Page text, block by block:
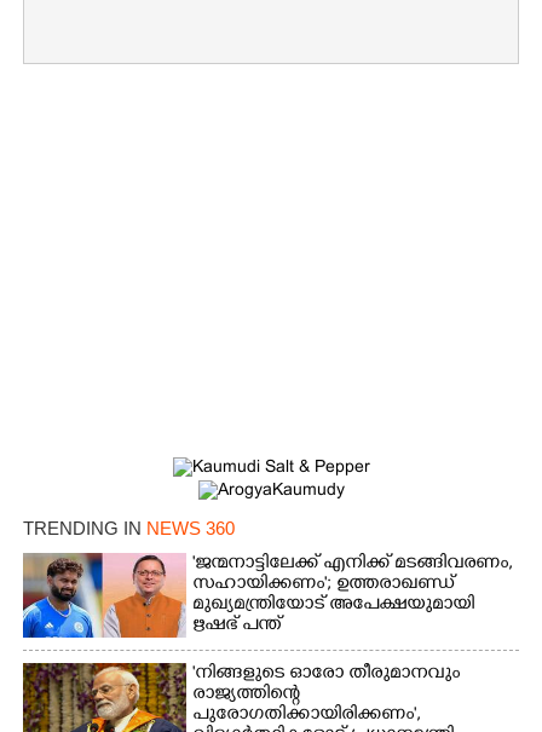
TRENDING IN NEWS 360
'ജന്മനാട്ടിലേക്ക് എനിക്ക് മടങ്ങിവരണം,
സഹായിക്കണം'; ഉത്തരാഖണ്ഡ്
മുഖ്യമന്ത്രിയോട് അപേക്ഷയുമായി
ഋഷഭ് പന്ത്
'നിങ്ങളുടെ ഓരോ തീരുമാനവും
രാജ്യത്തിന്റെ
പുരോഗതിക്കായിരിക്കണം',​